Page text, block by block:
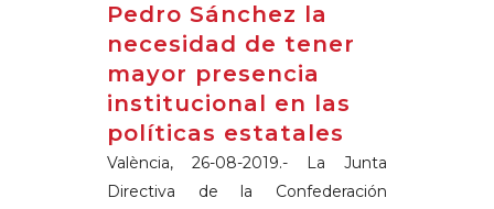
Pedro Sánchez la
necesidad de tener
mayor presencia
institucional en las
políticas estatales
València, 26-08-2019.- La Junta
Directiva de la Confederación